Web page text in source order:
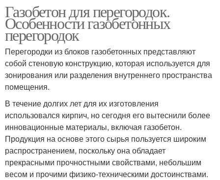
Газобетон для перегородок.
Особенности газобетонных
перегородок
Перегородки из блоков газобетонных представляют
собой стеновую конструкцию, которая используется для
зонирования или разделения внутреннего пространства
помещения.
В течение долгих лет для их изготовления
использовался кирпич, но сегодня его вытеснили более
инновационные материалы, включая газобетон.
Продукция на основе этого сырья пользуется широким
распространением, поскольку она обладает
прекрасными прочностными свойствами, небольшим
весом и прочими физико-техническими достоинствами.